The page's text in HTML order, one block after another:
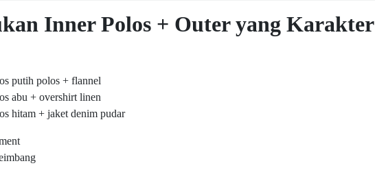
Inner Polos + Outer yang Karakter
putih polos + flannel
abu + overshirt linen
hitam + jaket denim pudar